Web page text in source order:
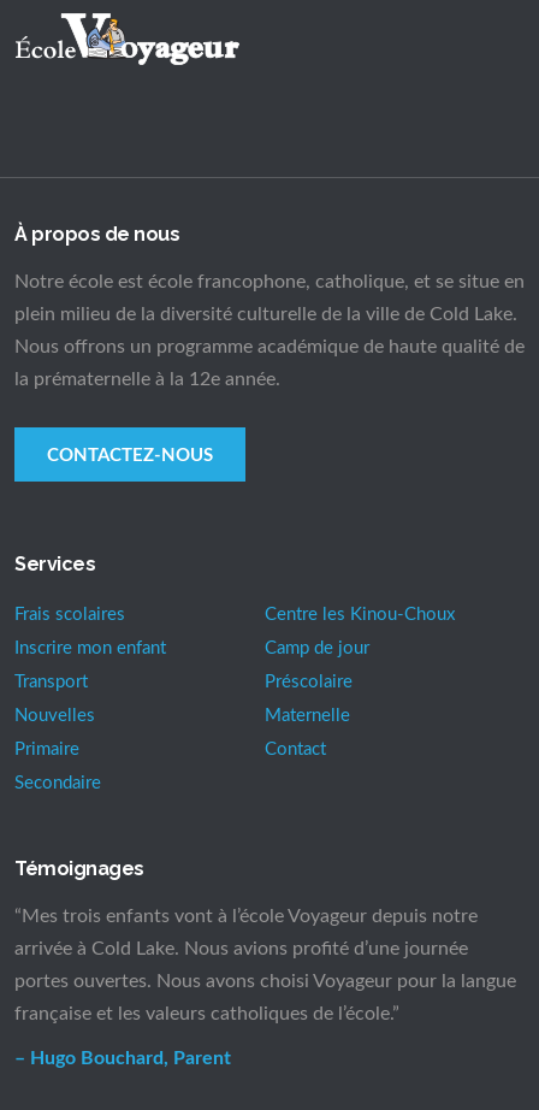
À propos de nous
Notre école est école francophone, catholique, et se situe en
plein milieu de la diversité culturelle de la ville de Cold Lake.
Nous offrons un programme académique de haute qualité de
la prématernelle à la 12e année.
CONTACTEZ-NOUS
Services
Frais scolaires
Centre les Kinou-Choux
Inscrire mon enfant
Camp de jour
Transport
Préscolaire
Nouvelles
Maternelle
Primaire
Contact
Secondaire
Témoignages
“Mes trois enfants vont à l’école Voyageur depuis notre
arrivée à Cold Lake. Nous avions profité d’une journée
portes ouvertes. Nous avons choisi Voyageur pour la langue
française et les valeurs catholiques de l’école.”
– Hugo Bouchard, Parent